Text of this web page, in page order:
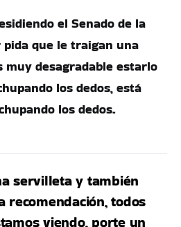
el Senado de la
que le traigan una
desagradable estarlo
los dedos, está
los dedos.
servilleta y también
recomendación, todos
viendo, porte un